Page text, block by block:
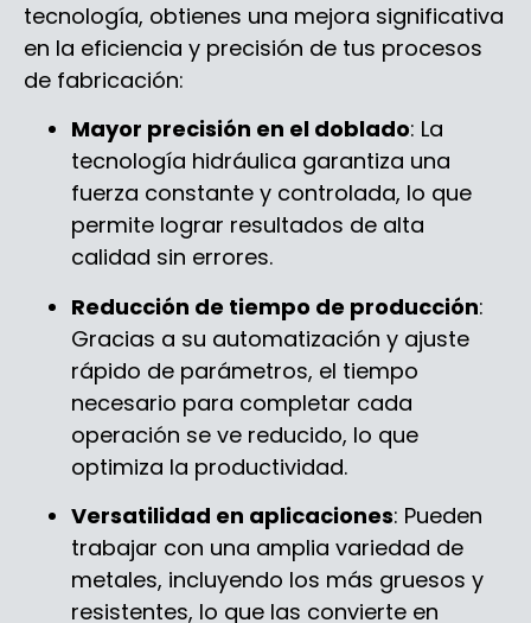
tecnología, obtienes una mejora significativa
en la eficiencia y precisión de tus procesos
de fabricación:
Mayor precisión en el doblado: La
tecnología hidráulica garantiza una
fuerza constante y controlada, lo que
permite lograr resultados de alta
calidad sin errores.
Reducción de tiempo de producción:
Gracias a su automatización y ajuste
rápido de parámetros, el tiempo
necesario para completar cada
operación se ve reducido, lo que
optimiza la productividad.
Versatilidad en aplicaciones: Pueden
trabajar con una amplia variedad de
metales, incluyendo los más gruesos y
resistentes, lo que las convierte en